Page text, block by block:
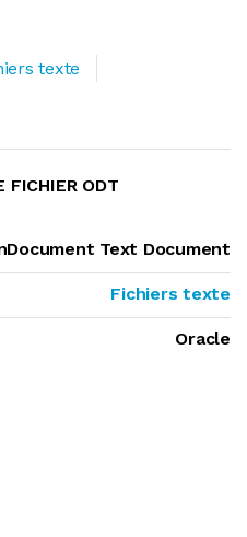
texte
FICHIER ODT
Text Document
Fichiers texte
Oracle